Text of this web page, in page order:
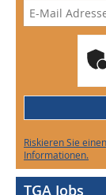
Riskieren Sie
Informationen.
TGA Jobs